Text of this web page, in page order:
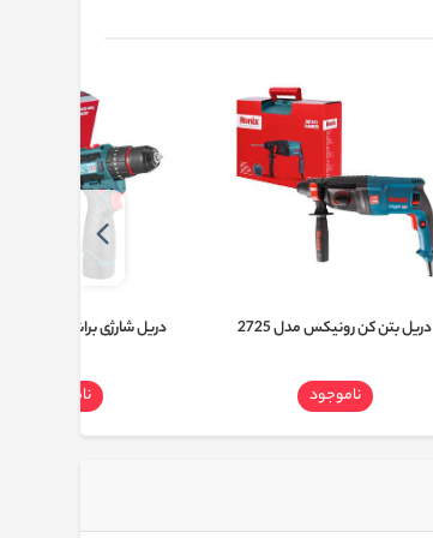
دریل بتن کن رونیکس مدل 2725
ناموجود
دریل شارژی براشلس
ناموجود